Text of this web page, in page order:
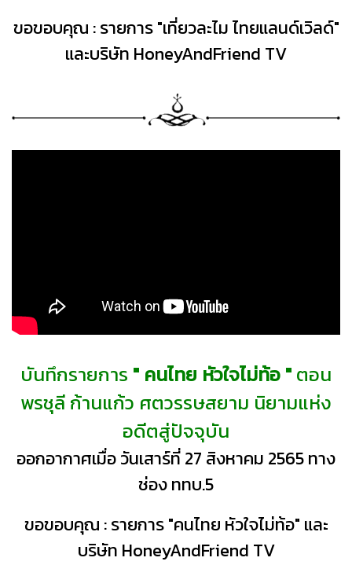
ขอขอบคุณ : รายการ "เที่ยวละไม ไทยแลนด์เวิลด์"
และบริษัท HoneyAndFriend TV
บันทึกรายการ " คนไทย หัวใจไม่ท้อ " ตอน
พรชุลี ก้านแก้ว ศตวรรษสยาม นิยามแห่ง
อดีตสู่ปัจจุบัน
ออกอากาศเมื่อ วันเสาร์ที่ 27 สิงหาคม 2565 ทาง
ช่อง ททบ.5
ขอขอบคุณ : รายการ "คนไทย หัวใจไม่ท้อ" และ
บริษัท HoneyAndFriend TV